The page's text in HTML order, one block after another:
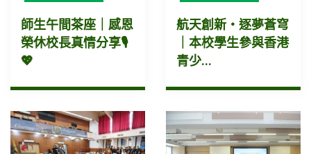
師生午間茶座｜感恩
榮休校長真情分享🎙️
💖
航天創新・逐夢蒼穹
｜本校學生參與香港
青少...